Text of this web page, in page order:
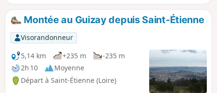
Montée au Guizay depuis Saint-Étienne
Visorandonneur
5,14 km
+235 m
-235 m
2h 10
Moyenne
Départ à Saint-Étienne (Loire)